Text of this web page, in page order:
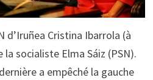
d’Iruñea Cristina Ibarrola (à
socialiste Elma Sáiz (PSN).
a empêché la gauche